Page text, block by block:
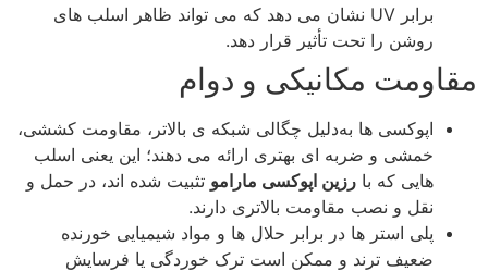
برابر UV نشان می‌ دهد که می‌ تواند ظاهر اسلب‌ های
روشن را تحت تأثیر قرار دهد.
مقاومت مکانیکی و دوام
اپوکسی‌ ها به‌دلیل چگالی شبکه‌ ی بالاتر، مقاومت کششی،
خمشی و ضربه‌ ای بهتری ارائه می‌ دهند؛ این یعنی اسلب‌
هایی که با رزین اپوکسی مارامو تثبیت شده‌ اند، در حمل‌ و
نقل و نصب مقاومت بالاتری دارند.
پلی‌ استر ها در برابر حلال‌ ها و مواد شیمیایی خورنده
ضعیف‌ ترند و ممکن است ترک‌ خوردگی یا فرسایش